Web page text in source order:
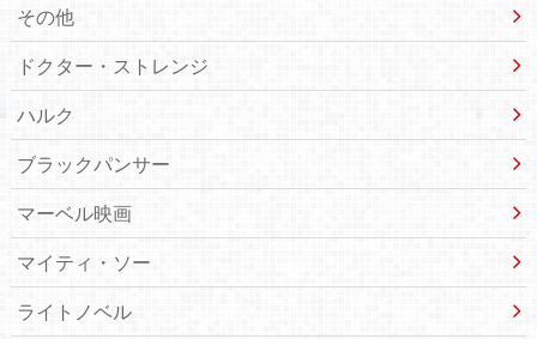
その他
ドクター・ストレンジ
ハルク
ブラックパンサー
マーベル映画
マイティ・ソー
ライトノベル